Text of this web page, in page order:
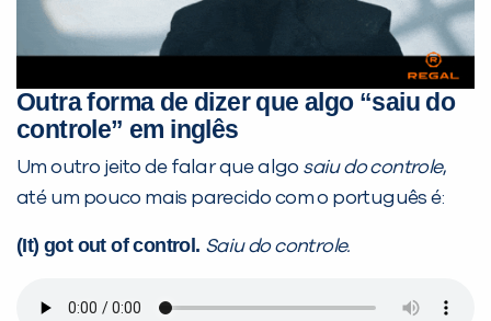
Outra forma de dizer que algo “saiu do
controle” em inglês
Um outro jeito de falar que algo saiu do controle,
até um pouco mais parecido com o português é:
(It) got out of control. Saiu do controle.